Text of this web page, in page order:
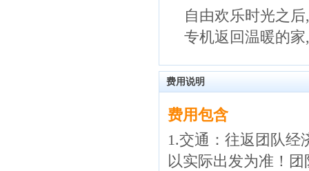
自由欢乐时光之
专机返回温暖的
费用说明
费用包含
1.交通：往返团队经
以实际出发为准！